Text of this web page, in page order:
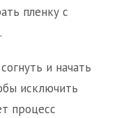
пленку с
и начать
исключить
процесс